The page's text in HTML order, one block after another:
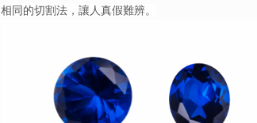
相同的切割法，讓人真假難辨。